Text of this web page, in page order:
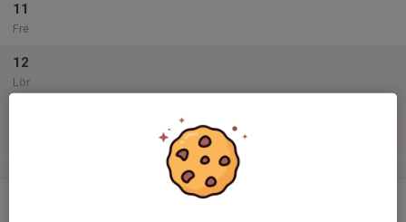
11
Fre
12
Lör
Gefle Fight Center - Stora salen
v.42